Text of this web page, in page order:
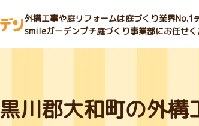
外構工事や庭リフォームは庭づくり業界No.1
smileガーデンプチ庭づくり事業部にお任せく
黒川郡大和町の外構